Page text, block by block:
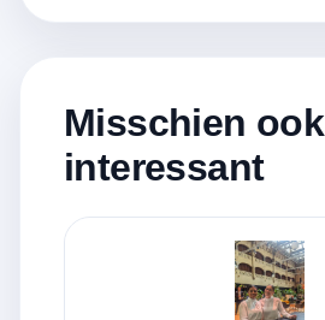
Misschien ook
interessant